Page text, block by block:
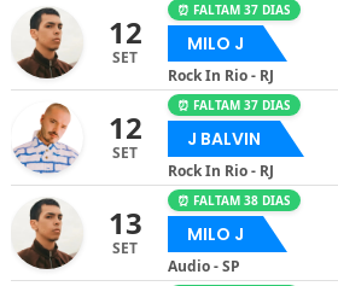
12
SET
⏰ FALTAM 37 DIAS
MILO J
Rock In Rio - RJ
12
SET
⏰ FALTAM 37 DIAS
J BALVIN
Rock In Rio - RJ
13
SET
⏰ FALTAM 38 DIAS
MILO J
Audio - SP